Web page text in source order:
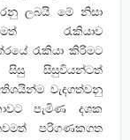
ලබයි මේ නිසා
රැකියාව
රැකියා කිරිමට
සිසු සිසුවියන්ටත්
වැදගත්වනු
පැමිණ දශක
පරිගණකගත